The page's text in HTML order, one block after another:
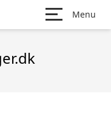
Menu